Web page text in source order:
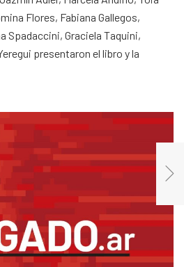
Flores, Fabiana Gallegos,
Spadaccini, Graciela Taquini,
presentaron el libro y la